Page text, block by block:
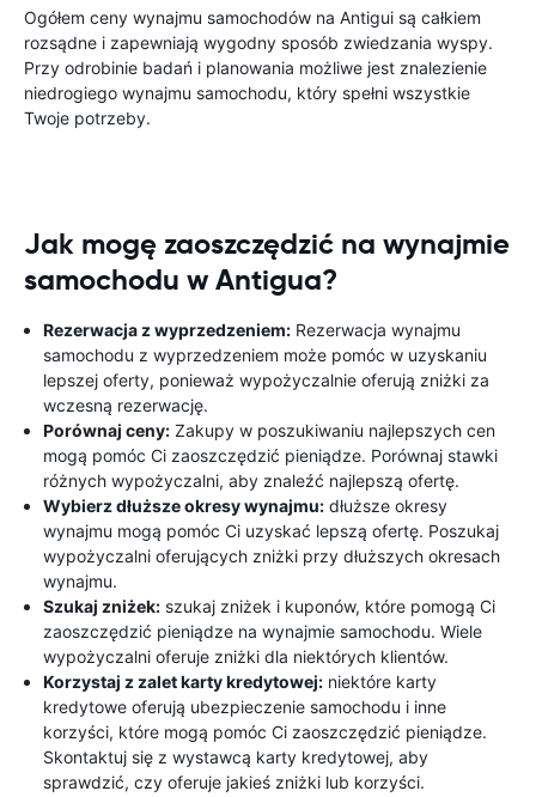
Ogółem ceny wynajmu samochodów na Antigui są całkiem
rozsądne i zapewniają wygodny sposób zwiedzania wyspy.
Przy odrobinie badań i planowania możliwe jest znalezienie
niedrogiego wynajmu samochodu, który spełni wszystkie
Twoje potrzeby.
Jak mogę zaoszczędzić na wynajmie
samochodu w Antigua?
Rezerwacja z wyprzedzeniem: Rezerwacja wynajmu
samochodu z wyprzedzeniem może pomóc w uzyskaniu
lepszej oferty, ponieważ wypożyczalnie oferują zniżki za
wczesną rezerwację.
Porównaj ceny: Zakupy w poszukiwaniu najlepszych cen
mogą pomóc Ci zaoszczędzić pieniądze. Porównaj stawki
różnych wypożyczalni, aby znaleźć najlepszą ofertę.
Wybierz dłuższe okresy wynajmu: dłuższe okresy
wynajmu mogą pomóc Ci uzyskać lepszą ofertę. Poszukaj
wypożyczalni oferujących zniżki przy dłuższych okresach
wynajmu.
Szukaj zniżek: szukaj zniżek i kuponów, które pomogą Ci
zaoszczędzić pieniądze na wynajmie samochodu. Wiele
wypożyczalni oferuje zniżki dla niektórych klientów.
Korzystaj z zalet karty kredytowej: niektóre karty
kredytowe oferują ubezpieczenie samochodu i inne
korzyści, które mogą pomóc Ci zaoszczędzić pieniądze.
Skontaktuj się z wystawcą karty kredytowej, aby
sprawdzić, czy oferuje jakieś zniżki lub korzyści.